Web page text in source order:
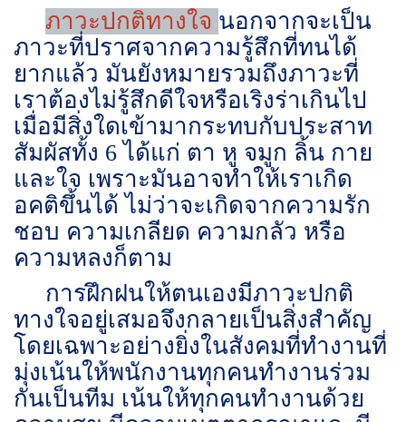
ภาวะปกติทางใจ นอกจากจะเป็น
ภาวะที่ปราศจากความรู้สึกที่ทนได้
ยากแล้ว มันยังหมายรวมถึงภาวะที่
เราต้องไม่รู้สึกดีใจหรือเริงร่าเกินไป
เมื่อมีสิ่งใดเข้ามากระทบกับประสาท
สัมผัสทั้ง 6 ได้แก่ ตา หู จมูก ลิ้น กาย
และใจ เพราะมันอาจทำให้เราเกิด
อคติขึ้นได้ ไม่ว่าจะเกิดจากความรัก
ชอบ ความเกลียด ความกลัว หรือ
ความหลงก็ตาม
การฝึกฝนให้ตนเองมีภาวะปกติ
ทางใจอยู่เสมอจึงกลายเป็นสิ่งสำคัญ
โดยเฉพาะอย่างยิ่งในสังคมที่ทำงานที่
มุ่งเน้นให้พนักงานทุกคนทำงานร่วม
กันเป็นทีม เน้นให้ทุกคนทำงานด้วย